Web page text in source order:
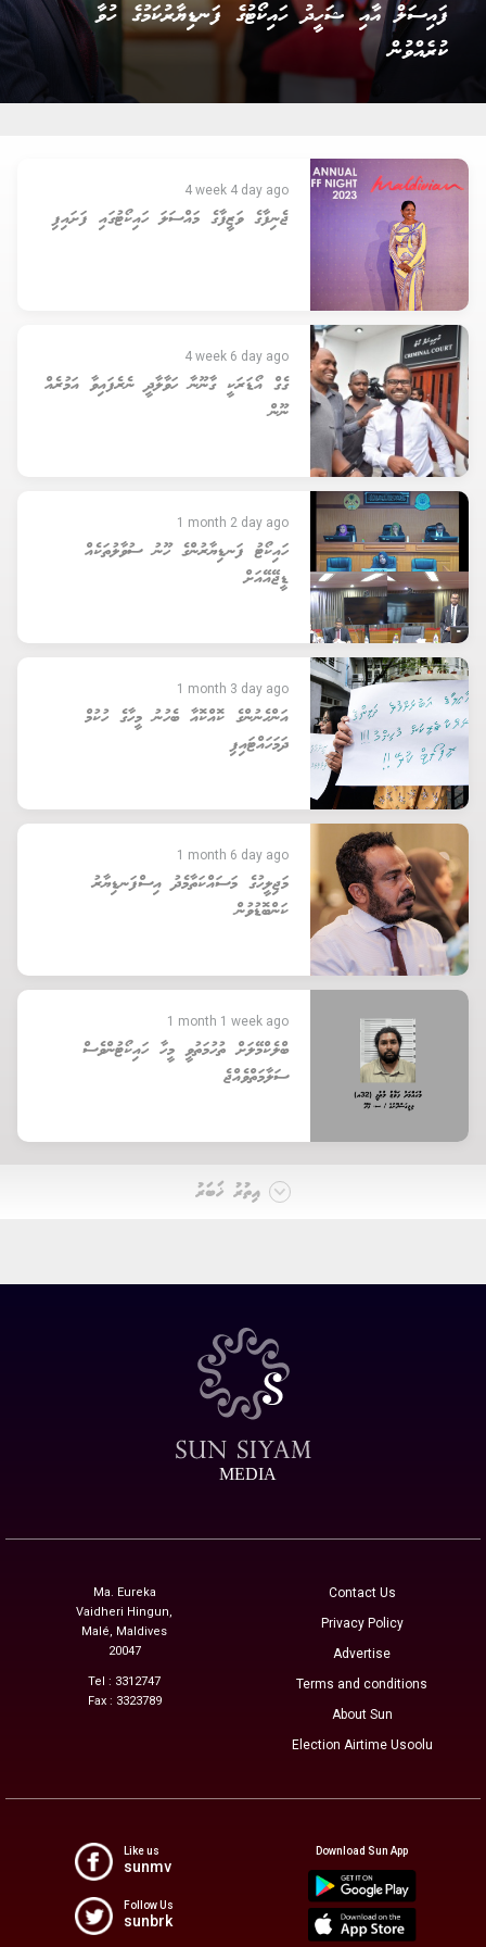
ޙަސަން އަލީ ހައި ކޯޓުގެ ފަނޑިޔާރުކަމުގެ ހުވާކުރެއްވުން
4 week 4 day ago
ޖެނިފާގެ ވަޒީފާގެ މައްސަލަ ހައިކޯޓުގައި ފަށައިފި
4 week 6 day ago
ގެގް އޯޑަރަކީ ގާނޫނާ ހަވާލާދީ ނެރެފައިވާ އަމުރެއް
ނޫން
1 month 2 day ago
ހައިކޯޓު ފަނޑިޔާރުންގެ ހޫނު ސުވާލުތަކެއް
ޑީޖޭއޭއަށް
1 month 3 day ago
އަންހެނުންގެ ކޮއްކޮއާ ބެހުނު މީހާގެ ހުކުމް
ދަމަހައްޓައިފި
1 month 6 day ago
މަޖިލީހުގެ މަސައްކަތާމެދު އިސްފަނޑިޔާރު
ކަންބޮޑުވުން
1 month 1 week ago
ބްލެކްމޭލަށް ތުހުމަތުވީ މީހާ ހައިކޯޓުންވެސް
ސަލާމަތްވެއްޖެ
އިތުރު ޚަބަރު
MEDIA
Ma. Eureka
Vaidheri Hingun,
Malé, Maldives
20047
Tel : 3312747
Fax : 3323789
Contact Us
Privacy Policy
Advertise
Terms and conditions
About Sun
Election Airtime Usoolu
Like us
sunmv
Follow Us
sunbrk
Download Sun App